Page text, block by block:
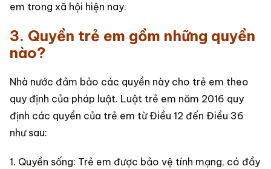
em trong xã hội hiện nay.
3. Quyền trẻ em gồm những quyền
nào?
Nhà nước đảm bảo các quyền này cho trẻ em theo
quy định của pháp luật. Luật trẻ em năm 2016 quy
định các quyền của trẻ em từ Điều 12 đến Điều 36
như sau:
1. Quyền sống: Trẻ em được bảo vệ tính mạng, có đầy